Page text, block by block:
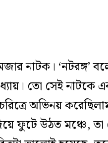
নাটক। ‘নটরঙ্গ’
তো সেই নাটকে
অভিনয়
ফুটে উঠত মঞ্চে, তা